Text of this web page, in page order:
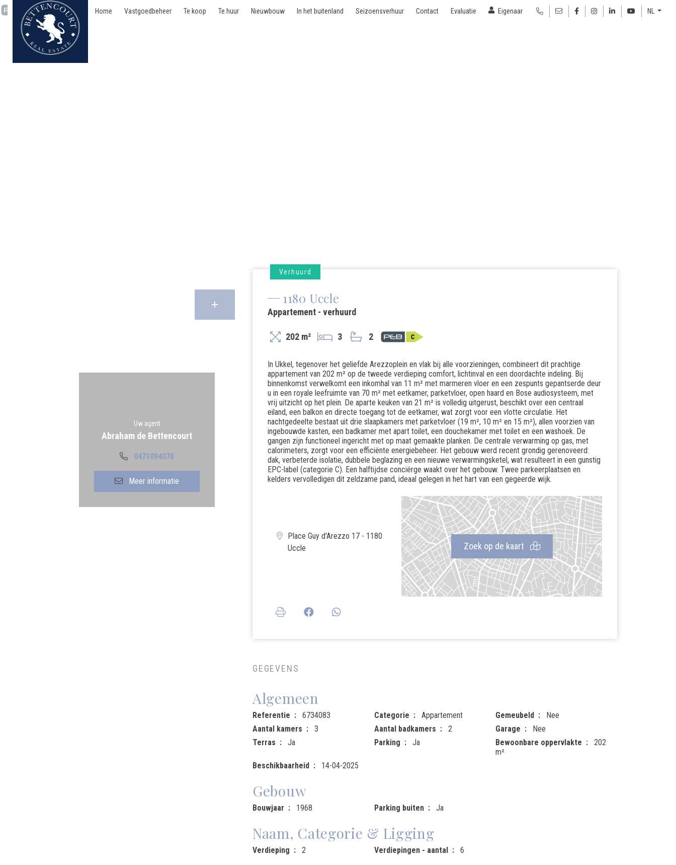
NL
Home Vastgoedbeheer Te koop Te huur Nieuwbouw In het buitenland Seizoensverhuur Contact Evaluatie Eigenaar
Appartement - verhuurd - 1180 Uccle
Uw agent
Abraham de Bettencourt
0471094078
Meer informatie
Verhuurd
1180 Uccle
Appartement - verhuurd
202 m² 3 2
In Ukkel, tegenover het geliefde Arezzoplein en vlak bij alle voorzieningen, combineert dit prachtige
appartement van 202 m² op de tweede verdieping comfort, lichtinval en een doordachte indeling. Bij
binnenkomst verwelkomt een inkomhal van 11 m² met marmeren vloer en een zespunts gepantserde deur
u in een royale leefruimte van 70 m² met eetkamer, parketvloer, open haard en Bose audiosysteem, met
vrij uitzicht op het plein. De aparte keuken van 21 m² is volledig uitgerust, beschikt over een centraal
eiland, een balkon en directe toegang tot de eetkamer, wat zorgt voor een vlotte circulatie. Het
nachtgedeelte bestaat uit drie slaapkamers met parketvloer (19 m², 10 m² en 15 m²), allen voorzien van
ingebouwde kasten, een badkamer met apart toilet, een douchekamer met toilet en een washoek. De
gangen zijn functioneel ingericht met op maat gemaakte planken. De centrale verwarming op gas, met
calorimeters, zorgt voor een efficiënte energiebeheer. Het gebouw werd recent grondig gerenoveerd:
dak, verbeterde isolatie, dubbele beglazing en een nieuwe verwarmingsketel, wat resulteert in een gunstig
EPC-label (categorie C). Een halftijdse conciërge waakt over het gebouw. Twee parkeerplaatsen en
kelders vervolledigen dit zeldzame pand, ideaal gelegen in het hart van een gegeerde wijk.
Place Guy d'Arezzo 17 - 1180
Uccle
Zoek op de kaart
GEGEVENS
Algemeen
Referentie 6734083 Categorie Appartement Gemeubeld
Nee
Aantal kamers
3 Aantal badkamers 2 Garage
Nee
Terras
Ja Parking Ja Bewoonbare oppervlakte
202
m²
Beschikbaarheid
14-04-2025
Gebouw
Bouwjaar 1968 Parking buiten Ja
Naam, Categorie & Ligging
Verdieping 2 Verdiepingen - aantal 6